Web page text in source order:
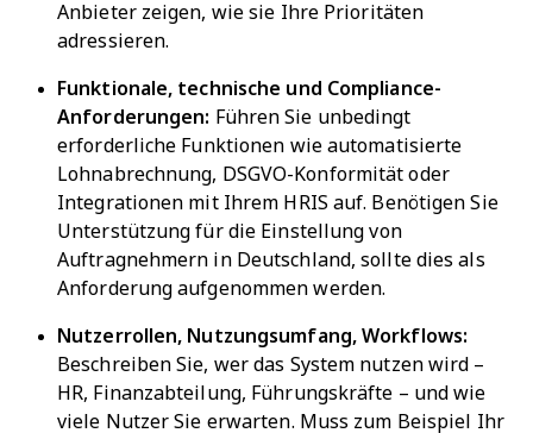
Anbieter zeigen, wie sie Ihre Prioritäten
adressieren.
Funktionale, technische und Compliance-
Anforderungen: Führen Sie unbedingt
erforderliche Funktionen wie automatisierte
Lohnabrechnung, DSGVO-Konformität oder
Integrationen mit Ihrem HRIS auf. Benötigen Sie
Unterstützung für die Einstellung von
Auftragnehmern in Deutschland, sollte dies als
Anforderung aufgenommen werden.
Nutzerrollen, Nutzungsumfang, Workflows:
Beschreiben Sie, wer das System nutzen wird –
HR, Finanzabteilung, Führungskräfte – und wie
viele Nutzer Sie erwarten. Muss zum Beispiel Ihr